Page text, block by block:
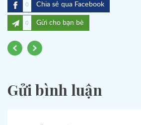
0 Chia sẻ qua Facebook
0 Gửi cho bạn bè
Gửi bình luận